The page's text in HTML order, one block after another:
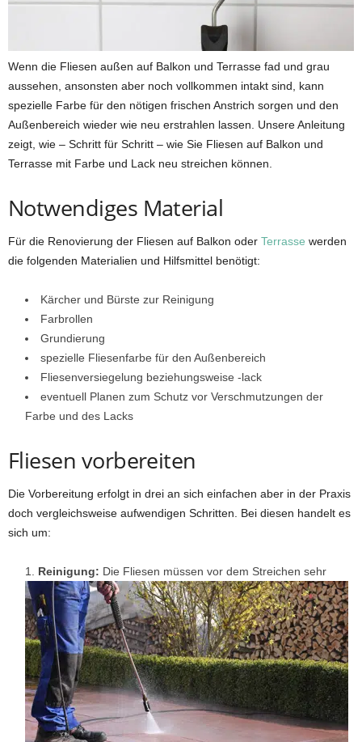
Wenn die Fliesen außen auf Balkon und Terrasse fad und grau
aussehen, ansonsten aber noch vollkommen intakt sind, kann
spezielle Farbe für den nötigen frischen Anstrich sorgen und den
Außenbereich wieder wie neu erstrahlen lassen. Unsere Anleitung
zeigt, wie – Schritt für Schritt – wie Sie Fliesen auf Balkon und
Terrasse mit Farbe und Lack neu streichen können.
Notwendiges Material
Für die Renovierung der Fliesen auf Balkon oder Terrasse werden
die folgenden Materialien und Hilfsmittel benötigt:
Kärcher und Bürste zur Reinigung
Farbrollen
Grundierung
spezielle Fliesenfarbe für den Außenbereich
Fliesenversiegelung beziehungsweise -lack
eventuell Planen zum Schutz vor Verschmutzungen der
Farbe und des Lacks
Fliesen vorbereiten
Die Vorbereitung erfolgt in drei an sich einfachen aber in der Praxis
doch vergleichsweise aufwendigen Schritten. Bei diesen handelt es
sich um:
Reinigung: Die Fliesen müssen vor dem Streichen sehr